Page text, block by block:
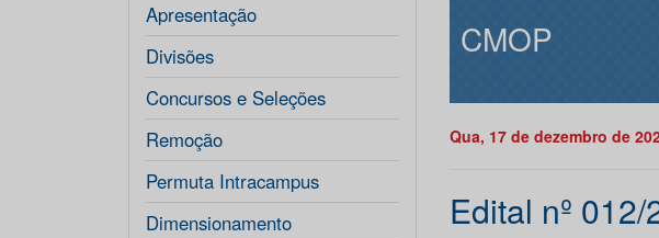
Apresentação
Divisões
Concursos e Seleções
Remoção
Permuta Intracampus
Dimensionamento
CMOP
Qua, 17 de dezembro de
Edital nº